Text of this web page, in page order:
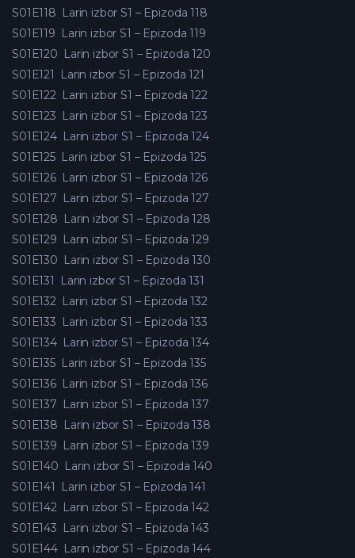
S01E118 Larin izbor S1 – Epizoda 118
S01E119 Larin izbor S1 – Epizoda 119
S01E120 Larin izbor S1 – Epizoda 120
S01E121
Larin izbor S1 – Epizoda 121
S01E122 Larin izbor S1 – Epizoda 122
S01E123 Larin izbor S1 – Epizoda 123
S01E124 Larin izbor S1 – Epizoda 124
S01E125 Larin izbor S1 – Epizoda 125
S01E126 Larin izbor S1 – Epizoda 126
S01E127 Larin izbor S1 – Epizoda 127
S01E128 Larin izbor S1 – Epizoda 128
S01E129 Larin izbor S1 – Epizoda 129
S01E130 Larin izbor S1 – Epizoda 130
S01E131
Larin izbor S1 – Epizoda 131
S01E132 Larin izbor S1 – Epizoda 132
S01E133 Larin izbor S1 – Epizoda 133
S01E134 Larin izbor S1 – Epizoda 134
S01E135 Larin izbor S1 – Epizoda 135
S01E136 Larin izbor S1 – Epizoda 136
S01E137 Larin izbor S1 – Epizoda 137
S01E138 Larin izbor S1 – Epizoda 138
S01E139 Larin izbor S1 – Epizoda 139
S01E140 Larin izbor S1 – Epizoda 140
S01E141
Larin izbor S1 – Epizoda 141
S01E142 Larin izbor S1 – Epizoda 142
S01E143 Larin izbor S1 – Epizoda 143
S01E144 Larin izbor S1 – Epizoda 144